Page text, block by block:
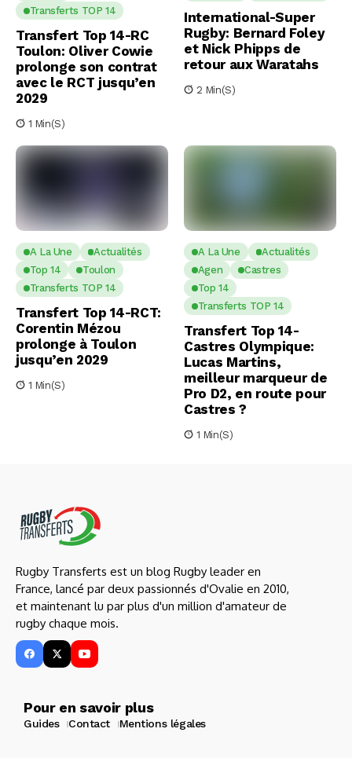
Transferts TOP 14
Transfert Top 14-RC
Toulon: Oliver Cowie
prolonge son contrat
avec le RCT jusqu’en
2029
1 Min(s)
International-Super
Rugby: Bernard Foley
et Nick Phipps de
retour aux Waratahs
2 Min(s)
A La Une
Actualités
Top 14
Toulon
Transferts TOP 14
Transfert Top 14-RCT:
Corentin Mézou
prolonge à Toulon
jusqu’en 2029
1 Min(s)
A La Une
Actualités
Agen
Castres
Top 14
Transferts TOP 14
Transfert Top 14-
Castres Olympique:
Lucas Martins,
meilleur marqueur de
Pro D2, en route pour
Castres ?
1 Min(s)
Rugby Transferts est un blog Rugby leader en
France, lancé par deux passionnés d'Ovalie en 2010,
et maintenant lu par plus d'un million d'amateur de
rugby chaque mois.
Pour en savoir plus
Guides Contact Mentions légales